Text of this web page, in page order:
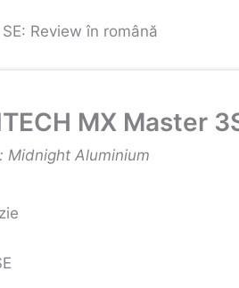
Review în română
MX Master
Midnight Aluminium